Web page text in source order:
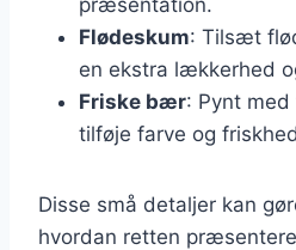
Flødeskum: Tilsæt
en ekstra lækkerhed
Friske bær: Pynt
tilføje farve og
Disse små detaljer kan
hvordan retten